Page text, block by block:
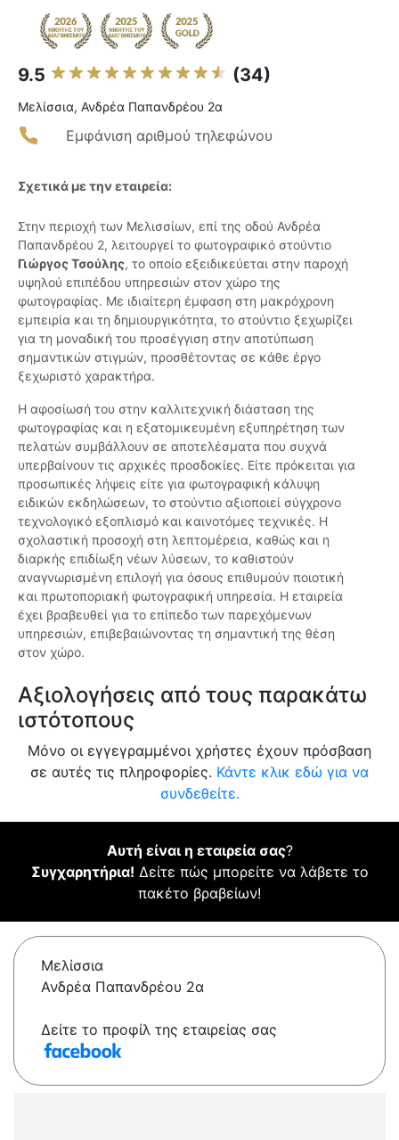
9.5 (34)
Μελίσσια, Ανδρέα Παπανδρέου 2α
Εμφάνιση αριθμού τηλεφώνου
Σχετικά με την εταιρεία:
Στην περιοχή των Μελισσίων, επί της οδού Ανδρέα
Παπανδρέου 2, λειτουργεί το φωτογραφικό στούντιο
Γιώργος Τσούλης, το οποίο εξειδικεύεται στην παροχή
υψηλού επιπέδου υπηρεσιών στον χώρο της
φωτογραφίας. Με ιδιαίτερη έμφαση στη μακρόχρονη
εμπειρία και τη δημιουργικότητα, το στούντιο ξεχωρίζει
για τη μοναδική του προσέγγιση στην αποτύπωση
σημαντικών στιγμών, προσθέτοντας σε κάθε έργο
ξεχωριστό χαρακτήρα.
Η αφοσίωσή του στην καλλιτεχνική διάσταση της
φωτογραφίας και η εξατομικευμένη εξυπηρέτηση των
πελατών συμβάλλουν σε αποτελέσματα που συχνά
υπερβαίνουν τις αρχικές προσδοκίες. Είτε πρόκειται για
προσωπικές λήψεις είτε για φωτογραφική κάλυψη
ειδικών εκδηλώσεων, το στούντιο αξιοποιεί σύγχρονο
τεχνολογικό εξοπλισμό και καινοτόμες τεχνικές. Η
σχολαστική προσοχή στη λεπτομέρεια, καθώς και η
διαρκής επιδίωξη νέων λύσεων, το καθιστούν
αναγνωρισμένη επιλογή για όσους επιθυμούν ποιοτική
και πρωτοποριακή φωτογραφική υπηρεσία. Η εταιρεία
έχει βραβευθεί για το επίπεδο των παρεχόμενων
υπηρεσιών, επιβεβαιώνοντας τη σημαντική της θέση
στον χώρο.
Αξιολογήσεις από τους παρακάτω
ιστότοπους
Μόνο οι εγγεγραμμένοι χρήστες έχουν πρόσβαση
σε αυτές τις πληροφορίες. Κάντε κλικ εδώ για να
συνδεθείτε.
Αυτή είναι η εταιρεία σας?
Συγχαρητήρια! Δείτε πώς μπορείτε να λάβετε το
πακέτο βραβείων!
Μελίσσια
Ανδρέα Παπανδρέου 2α
Δείτε το προφίλ της εταιρείας σας